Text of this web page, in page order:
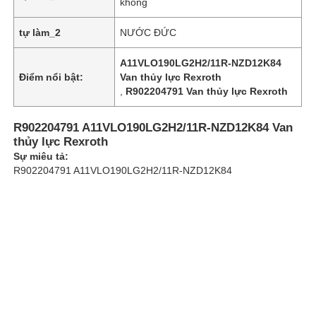
Nhà
Video
Về chúng tôi
tự làm_2 NƯỚC ĐỨC
Điểm nổi bật:
A11VLO190LG2H2/11R-NZD12K84
Van thủy lực Rexroth
R902204791 Van thủy lực Rexroth
R902204791 A11VLO190LG2H2/11R-NZD12K84 Van
thủy lực Rexroth
Sự miêu tả:
R902204791 A11VLO190LG2H2/11R-NZD12K84